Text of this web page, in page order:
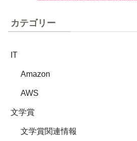
カテゴリー
IT
Amazon
AWS
文学賞
文学賞関連情報